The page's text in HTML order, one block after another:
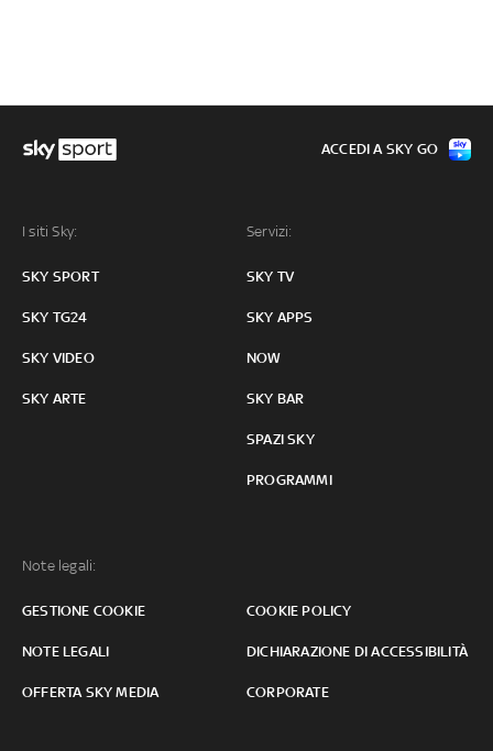
I siti Sky:
SKY SPORT
SKY TG24
SKY VIDEO
SKY ARTE
Servizi:
SKY TV
SKY APPS
NOW
SKY BAR
SPAZI SKY
PROGRAMMI
Note legali:
GESTIONE COOKIE COOKIE POLICY
NOTE LEGALI DICHIARAZIONE DI ACCESSIBILITÀ
OFFERTA SKY MEDIA CORPORATE
ACCEDI A SKY GO